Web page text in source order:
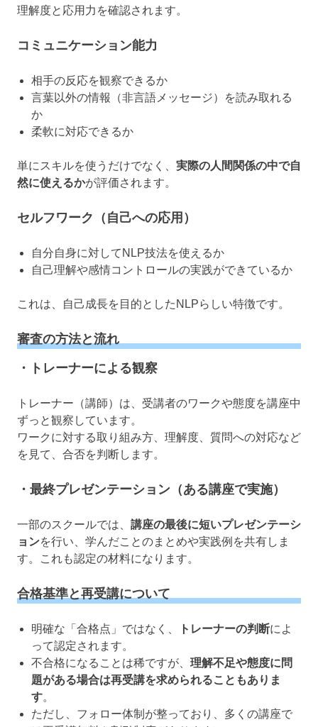
理解度と応用力を確認されます。
コミュニケーション能力
相手の反応を観察できるか
言葉以外の情報（非言語メッセージ）を読み取れる
か
柔軟に対応できるか
単にスキルを使うだけでなく、 実際の人間関係の中で自
然に使えるかが評価されます。
セルフワーク（自己への応用）
自分自身に対してNLP技法を使えるか
自己理解や感情コントロールの実践ができているか
これは、自己成長を目的としたNLPらしい特徴です。
審査の方法と流れ
・トレーナーによる観察
トレーナー（講師）は、受講者のワークや態度を講座中
ずっと観察しています。
ワークに対する取り組み方、理解度、質問への対応など
を見て、合否を判断します。
・最終プレゼンテーション（ある講座で実施）
一部のスクールでは、 講座の最後に短いプレゼンテーシ
ョンを行い、学んだことのまとめや実践例を共有しま
す。これも認定の材料になります。
合格基準と再受講について
明確な「合格点」ではなく、 トレーナーの判断によ
って認定されます。
不合格になることは稀ですが、 理解不足や態度に問
題がある場合は再受講を求められることもありま
す。
ただし、フォロー体制が整っており、多くの講座で